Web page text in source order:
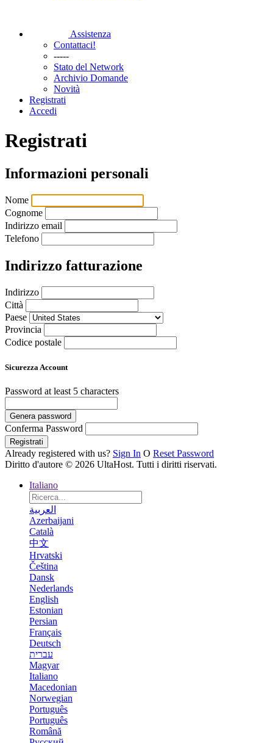
Assistenza
Contattaci!
-----
Stato del Network
Archivio Domande
Novità
Registrati
Accedi
Registrati
Informazioni personali
Nome
Cognome
Indirizzo email
Telefono
Indirizzo fatturazione
Indirizzo
Città
Paese
Provincia
Codice postale
Sicurezza Account
Password at least 5 characters
Genera password
Conferma Password
Registrati
Already registered with us? Sign In O Reset Password
Diritto d'autore © 2026 UltaHost. Tutti i diritti riservati.
Italiano
العربية
Azerbaijani
Català
中文
Hrvatski
Čeština
Dansk
Nederlands
English
Estonian
Persian
Français
Deutsch
עברית
Magyar
Italiano
Macedonian
Norwegian
Português
Português
Română